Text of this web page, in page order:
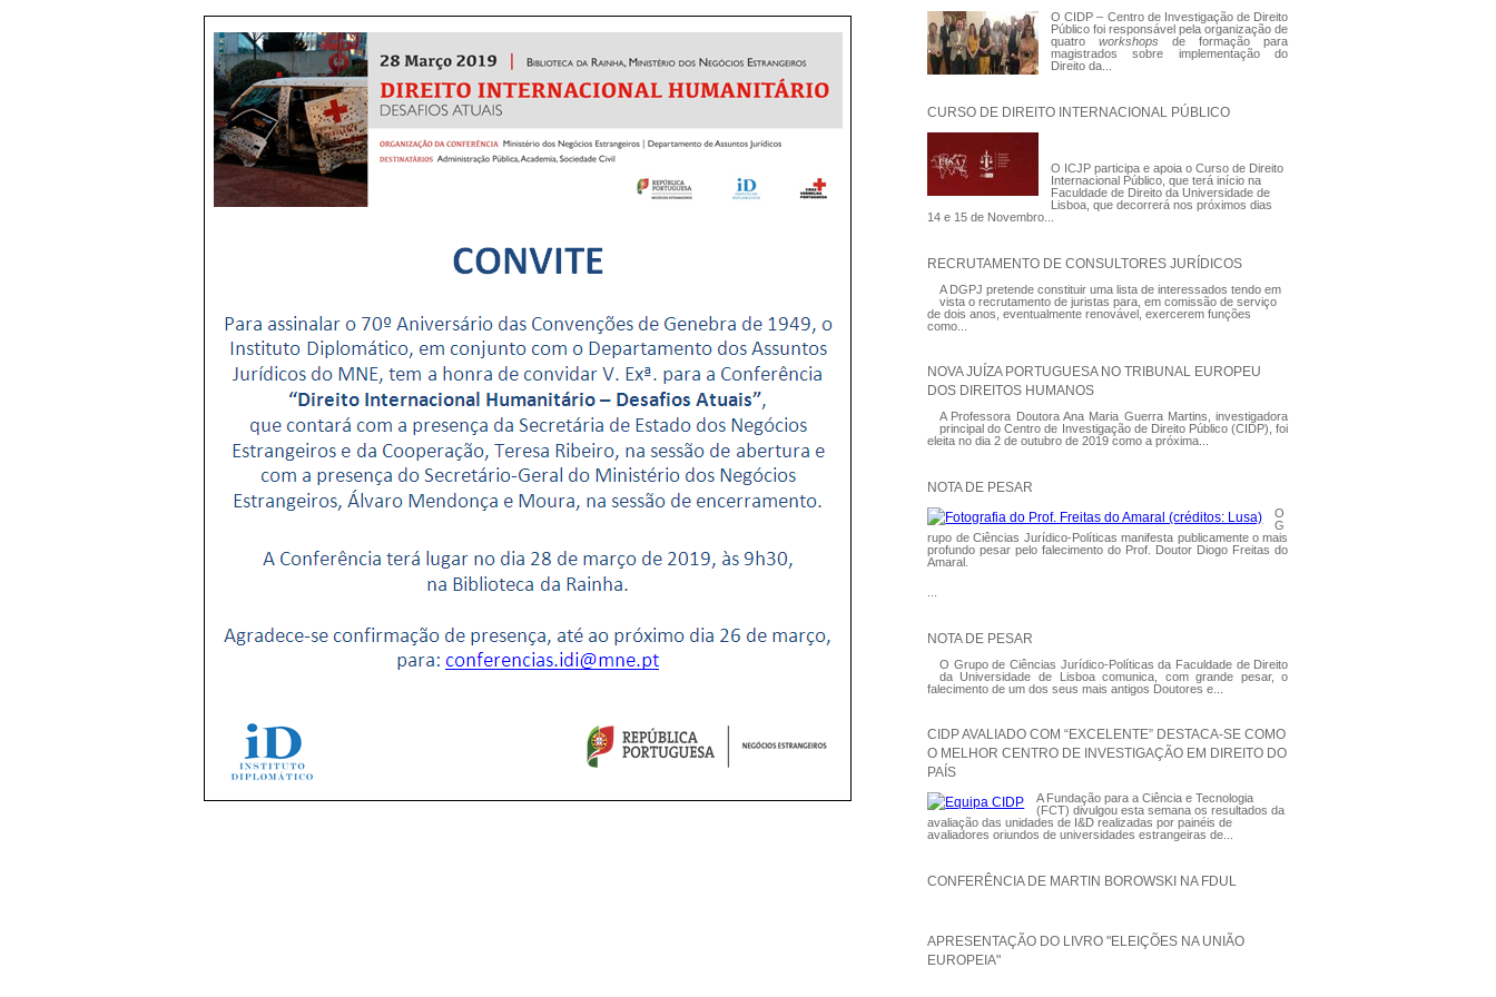
O CIDP – Centro de Investigação de Direito
Público foi responsável pela organização de
quatro workshopsde formação para
magistrados sobre implementação do
Direito da...
CURSO DE DIREITO INTERNACIONAL PÚBLICO
O ICJP participa e apoia o Curso de Direito
Internacional Público, que terá início na
Faculdade de Direito da Universidade de
Lisboa, que decorrerá nos próximos dias
14 e 15 de Novembro...
RECRUTAMENTO DE CONSULTORES JURÍDICOS
A DGPJ pretende constituir uma lista de interessados tendo em
vista o recrutamento de juristas para, em comissão de serviço
de dois anos, eventualmente renovável, exercerem funções
como...
NOVA JUÍZA PORTUGUESA NO TRIBUNAL EUROPEU
DOS DIREITOS HUMANOS
A Professora Doutora Ana Maria Guerra Martins, investigadora
principal do Centro de Investigação de Direito Público (CIDP), foi
eleita no dia 2 de outubro de 2019 como a próxima...
NOTA DE PESAR
O
G
rupo de Ciências Jurídico-Políticas manifesta publicamente o mais
profundo pesar pelo falecimento do Prof. Doutor Diogo Freitas do
Amaral.
NOTA DE PESAR
O Grupo de Ciências Jurídico-Políticas da Faculdade de Direito
da Universidade de Lisboa comunica, com grande pesar, o
falecimento de um dos seus mais antigos Doutores e...
CIDP AVALIADO COM “EXCELENTE” DESTACA-SE COMO
O MELHOR CENTRO DE INVESTIGAÇÃO EM DIREITO DO
PAÍS
A Fundação para a Ciência e Tecnologia
(FCT) divulgou esta semana os resultados da
avaliação das unidades de I&D realizadas por painéis de
avaliadores oriundos de universidades estrangeiras de...
CONFERÊNCIA DE MARTIN BOROWSKI NA FDUL
APRESENTAÇÃO DO LIVRO "ELEIÇÕES NA UNIÃO
EUROPEIA"